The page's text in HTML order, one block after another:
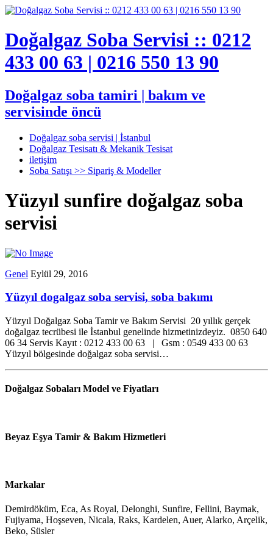
Doğalgaz Soba Servisi :: 0212
433 00 63 | 0216 550 13 90
Doğalgaz soba tamiri | bakım ve
servisinde öncü
Doğalgaz soba servisi | İstanbul
Doğalgaz Tesisatı & Mekanik Tesisat
iletişim
Soba Satışı >> Sipariş & Modeller
Yüzyıl sunfire doğalgaz soba
servisi
Genel Eylül 29, 2016
Yüzyıl dogalgaz soba servisi, soba bakımı
Yüzyıl Doğalgaz Soba Tamir ve Bakım Servisi 20 yıllık gerçek
doğalgaz tecrübesi ile İstanbul genelinde hizmetinizdeyiz. 0850 640
06 34 Servis Kayıt : 0212 433 00 63 | Gsm : 0549 433 00 63
Yüzyıl bölgesinde doğalgaz soba servisi…
Doğalgaz Sobaları Model ve Fiyatları
Beyaz Eşya Tamir & Bakım Hizmetleri
Markalar
Demirdöküm, Eca, As Royal, Delonghi, Sunfire, Fellini, Baymak,
Fujiyama, Hoşseven, Nicala, Raks, Kardelen, Auer, Alarko, Arçelik,
Beko, Süsler